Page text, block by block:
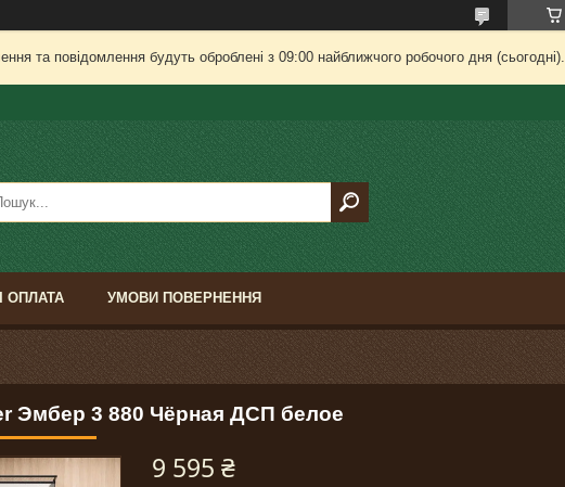
та повідомлення будуть оброблені з 09:00 найближчого робочого дня (сьогодні).
ОПЛАТА УМОВИ ПОВЕРНЕННЯ
Эмбер 3 880 Чёрная ДСП белое
9 595 ₴